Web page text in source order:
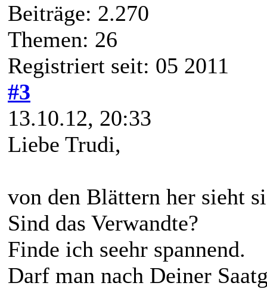
Beiträge: 2.270
Themen: 26
Registriert seit: 05 2011
#3
13.10.12, 20:33
Liebe Trudi,
von den Blättern her sieht
Sind das Verwandte?
Finde ich seehr spannend.
Darf man nach Deiner